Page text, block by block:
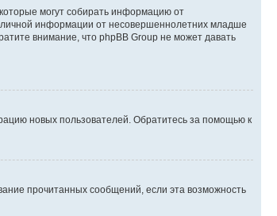
могут собирать информацию от
информации от несовершеннолетних младше
внимание, что phpBB Group не может давать
новых пользователей. Обратитесь за помощью к
прочитанных сообщений, если эта возможность